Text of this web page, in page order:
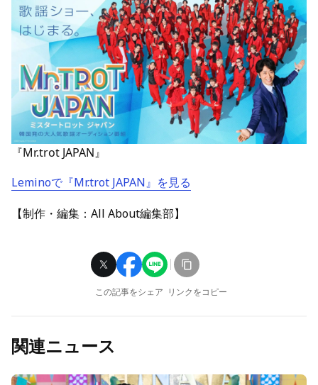
『Mr.trot JAPAN』
Leminoで『Mr.trot JAPAN』を見る
【制作・編集：All About編集部】
この記事をシェア リンクをコピー
関連ニュース